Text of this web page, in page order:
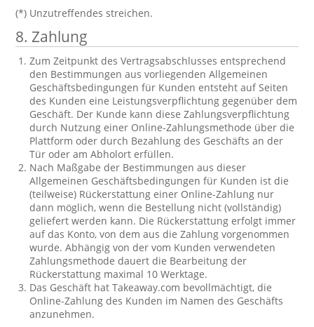
(*) Unzutreffendes streichen.
8. Zahlung
Zum Zeitpunkt des Vertragsabschlusses entsprechend
den Bestimmungen aus vorliegenden Allgemeinen
Geschäftsbedingungen für Kunden entsteht auf Seiten
des Kunden eine Leistungsverpflichtung gegenüber dem
Geschäft. Der Kunde kann diese Zahlungsverpflichtung
durch Nutzung einer Online-Zahlungsmethode über die
Plattform oder durch Bezahlung des Geschäfts an der
Tür oder am Abholort erfüllen.
Nach Maßgabe der Bestimmungen aus dieser
Allgemeinen Geschäftsbedingungen für Kunden ist die
(teilweise) Rückerstattung einer Online-Zahlung nur
dann möglich, wenn die Bestellung nicht (vollständig)
geliefert werden kann. Die Rückerstattung erfolgt immer
auf das Konto, von dem aus die Zahlung vorgenommen
wurde. Abhängig von der vom Kunden verwendeten
Zahlungsmethode dauert die Bearbeitung der
Rückerstattung maximal 10 Werktage.
Das Geschäft hat Takeaway.com bevollmächtigt, die
Online-Zahlung des Kunden im Namen des Geschäfts
anzunehmen.